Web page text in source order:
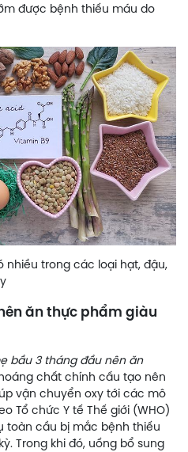
được bệnh thiếu máu do
các loại hạt, đậu,
ăn thực phẩm giàu
bầu 3 tháng đầu nên ăn
chất chính cấu tạo nên
vận chuyển oxy tới các mô
Tổ chức Y tế Thế giới (WHO)
toàn cầu bị mắc bệnh thiếu
Trong khi đó, uống bổ sung